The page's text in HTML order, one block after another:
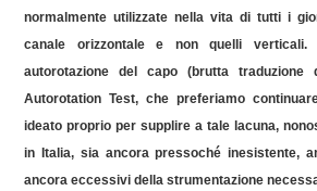
normalmente utilizzate nella vita di tutti i
canale orizzontale e non quelli
autorotazione del capo (brutta traduzione
Autorotation Test, che preferiamo
ideato proprio per supplire a tale lacuna,
in Italia, sia ancora pressoché inesistente,
ancora eccessivi della strumentazione